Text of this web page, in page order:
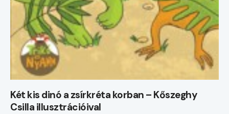
Két kis dinó a zsírkréta korban – Kőszeghy
Csilla illusztrációival